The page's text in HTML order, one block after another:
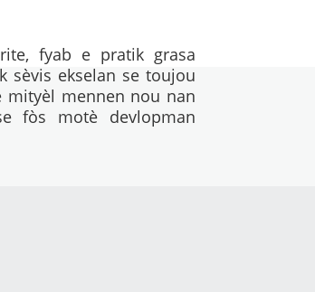
fyab e pratik grasa
sèvis ekselan se toujou
mityèl mennen nou nan
fòs motè devlopman